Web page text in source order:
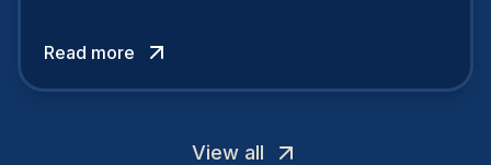
attract the best profiles.
Read more
View all